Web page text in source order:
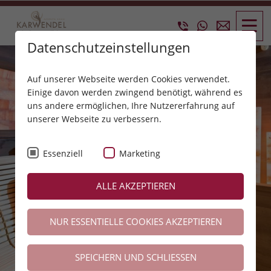
Datenschutzeinstellungen
Auf unserer Webseite werden Cookies verwendet.
Einige davon werden zwingend benötigt, während es
uns andere ermöglichen, Ihre Nutzererfahrung auf
unserer Webseite zu verbessern.
Essenziell Marketing
ALLE AKZEPTIEREN
NUR ESSENTIELLE COOKIES AKZEPTIEREN
SPEICHERN UND SCHLIESSEN